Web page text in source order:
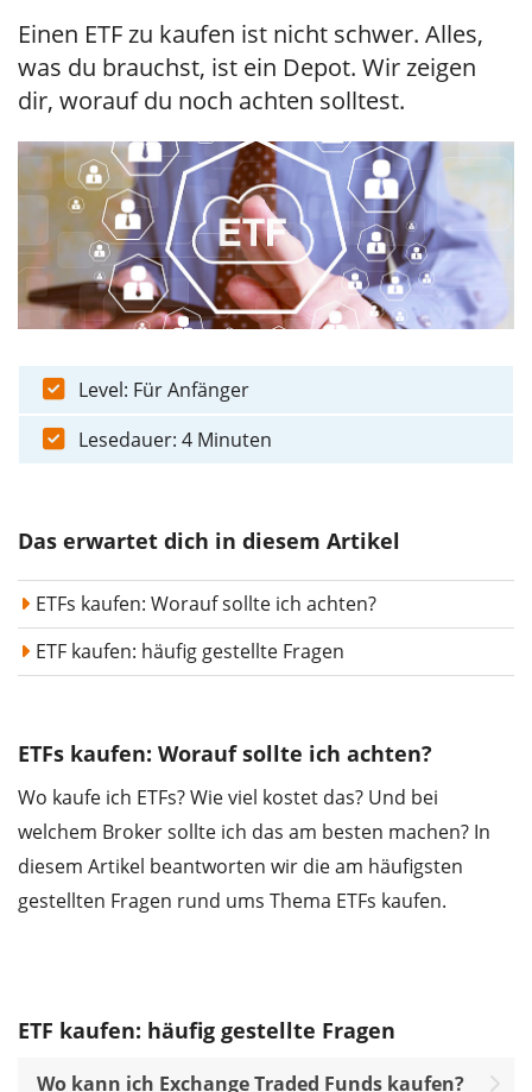
Einen ETF zu kaufen ist nicht schwer. Alles,
was du brauchst, ist ein Depot. Wir zeigen
dir, worauf du noch achten solltest.
Level: Für Anfänger
Lesedauer: 4 Minuten
Das erwartet dich in diesem Artikel
ETFs kaufen: Worauf sollte ich achten?
ETF kaufen: häufig gestellte Fragen
ETFs kaufen: Worauf sollte ich achten?
Wo kaufe ich ETFs? Wie viel kostet das? Und bei
welchem Broker sollte ich das am besten machen? In
diesem Artikel beantworten wir die am häufigsten
gestellten Fragen rund ums Thema ETFs kaufen.
Wir benötigen Ihre Zustimmung, um den
ETF kaufen: häufig gestellte Fragen
Wo kann ich Exchange Traded Funds kaufen?